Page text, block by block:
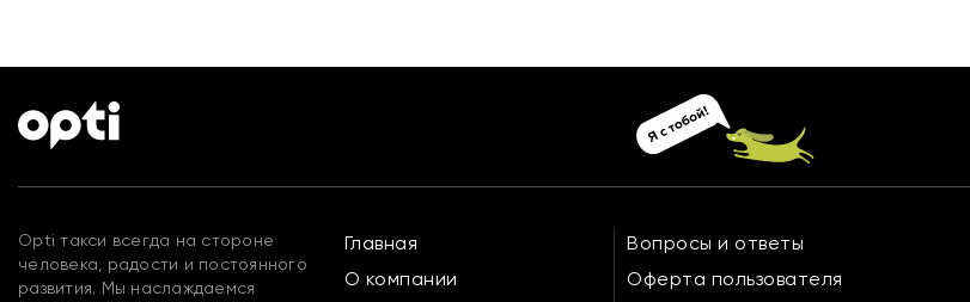
Opti такси всегда на стороне
человека, радости и постоянного
развития. Мы наслаждаемся
Главная
О компании
Вопросы и ответы
Оферта пользователя